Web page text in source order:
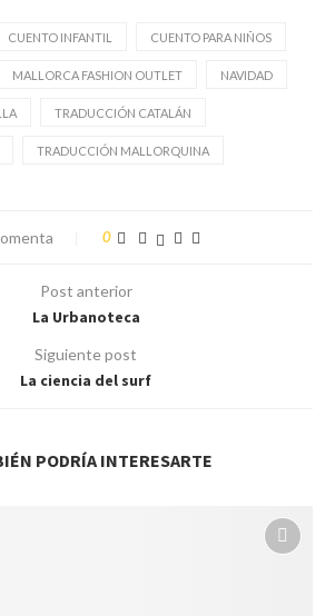
CUENTO INFANTIL CUENTO PARA NIÑOS
MALLORCA FASHION OUTLET NAVIDAD
TRADUCCIÓN CATALÁN
TRADUCCIÓN MALLORQUINA
0
Post anterior
La Urbanoteca
Siguiente post
La ciencia del surf
PODRÍA INTERESARTE